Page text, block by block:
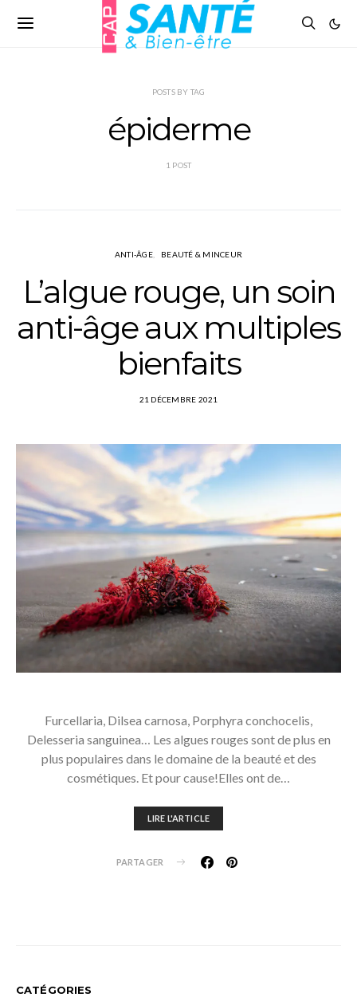
POSTS BY TAG
épiderme
1 POST
ANTI-ÂGE BEAUTÉ & MINCEUR
L’algue rouge, un soin
anti-âge aux multiples
bienfaits
21 DÉCEMBRE 2021
Furcellaria, Dilsea carnosa, Porphyra conchocelis,
Delesseria sanguinea… Les algues rouges sont de plus en
plus populaires dans le domaine de la beauté et des
cosmétiques. Et pour cause!Elles ont de…
LIRE L'ARTICLE
PARTAGER
CATÉGORIES